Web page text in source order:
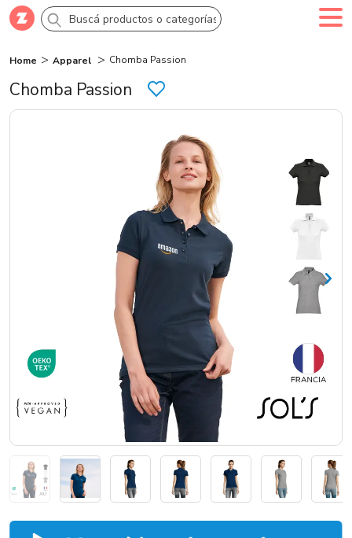
Comprar Creá tu cuenta
Categorías
Marcas
Catálogos
Sé partner
Chomba Passion
Home Apparel Chomba Passion